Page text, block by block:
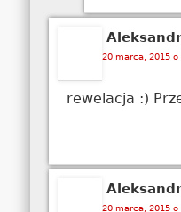
20 marca, 2015 o
rewelacja :)
20 marca, 2015 o